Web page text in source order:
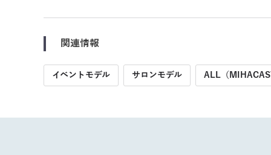
関連情報
イベントモデル サロンモデル ALL（